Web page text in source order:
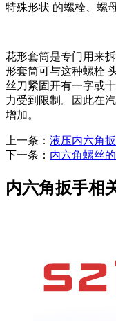
特殊形状 的螺栓、螺
花形套筒是专门用来
形套筒可与这种螺栓
丝刀紧固开有一字或
力受到限制。因此在
增加。
上一条： 液压内六角
下一条： 内六角螺丝
内六角扳手相